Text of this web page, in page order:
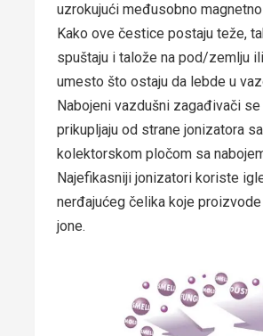
uzrokujući međusobno
Kako ove čestice postaju teže,
spuštaju i talože na pod/zemlju
umesto što ostaju da lebde u
Nabojeni vazdušni zagađivači
prikupljaju od strane jonizatora sa
kolektorskom pločom sa
Najefikasniji jonizatori koriste
nerđajućeg čelika koje
jone.